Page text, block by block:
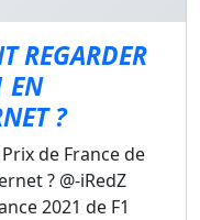
REGARDER
EN
?
de France de
? @-iRedZ
2021 de F1